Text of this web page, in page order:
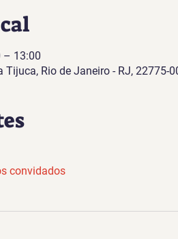
– 13:00
Rio de Janeiro - RJ, 22775-
convidados